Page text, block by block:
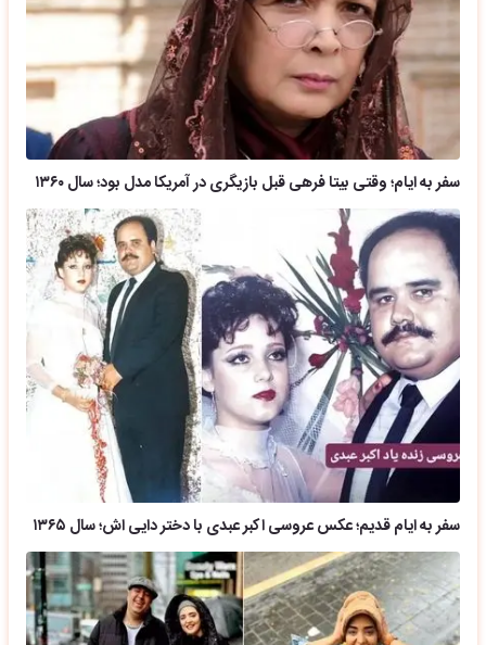
سفر به ایام؛ وقتی بیتا فرهی قبل بازیگری در آمریکا مدل بود؛ سال ۱۳۶۰
سفر به ایام قدیم؛ عکس عروسی اکبر عبدی با دختر دایی اش؛ سال ۱۳۶۵